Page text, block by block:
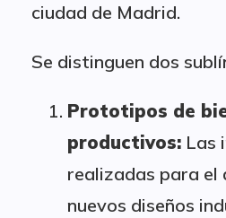
ciudad de Madrid.
Se distinguen dos
Prototipos de
productivos: Las
realizadas para el
nuevos diseños